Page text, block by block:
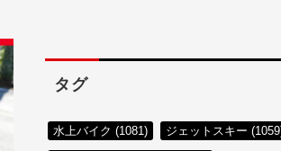
タグ
水上バイク (1081) ジェットスキー